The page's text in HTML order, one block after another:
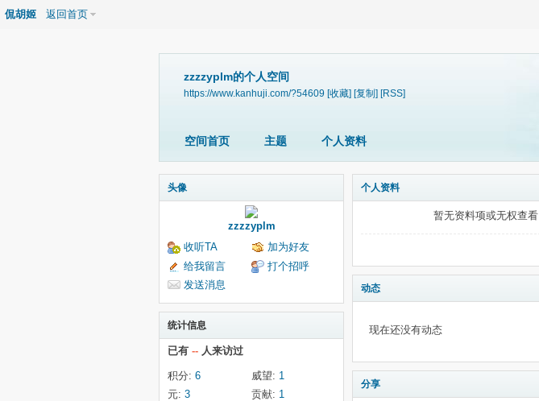
侃胡姬 返回首页
zzzzyplm的个人空间
https://www.kanhuji.com/?54609 [收藏] [复制] [RSS]
空间首页 主题 个人资料
头像
zzzzyplm
收听TA
加为好友
给我留言
打个招呼
发送消息
统计信息
已有 -- 人来访过
积分: 6 威望: 1
元: 3 贡献: 1
个人资料
暂无资料项或无权查看
动态
现在还没有动态
分享